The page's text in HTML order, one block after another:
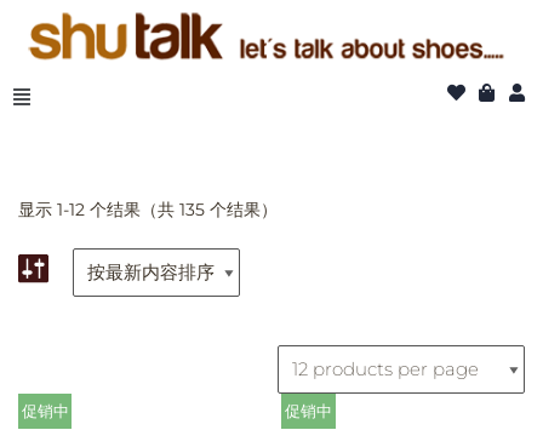
跳
至
显示 1-12 个结果（共 135 个结果）
促销中 促销中